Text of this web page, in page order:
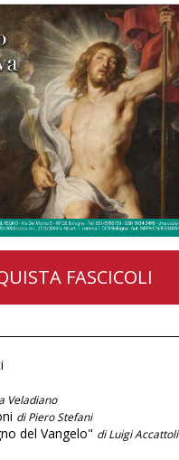
FASCICOLI
Veladiano
di Piero Stefani
del Vangelo" di Luigi Accattoli